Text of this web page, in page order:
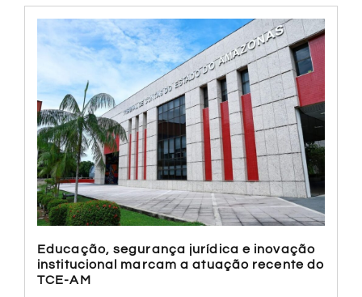
Educação, segurança jurídica e inovação
institucional marcam a atuação recente do
TCE-AM